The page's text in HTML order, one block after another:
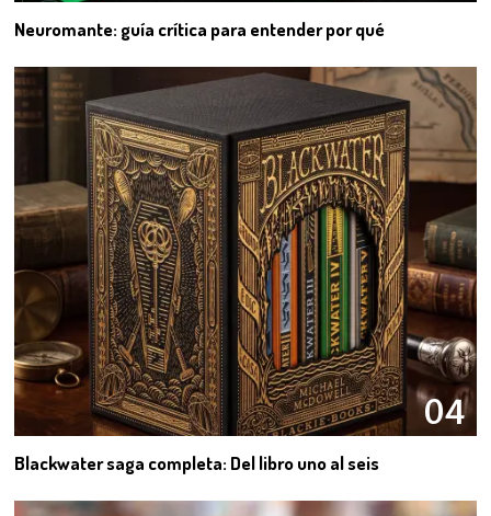
Neuromante: guía crítica para entender por qué
04
Blackwater saga completa: Del libro uno al seis